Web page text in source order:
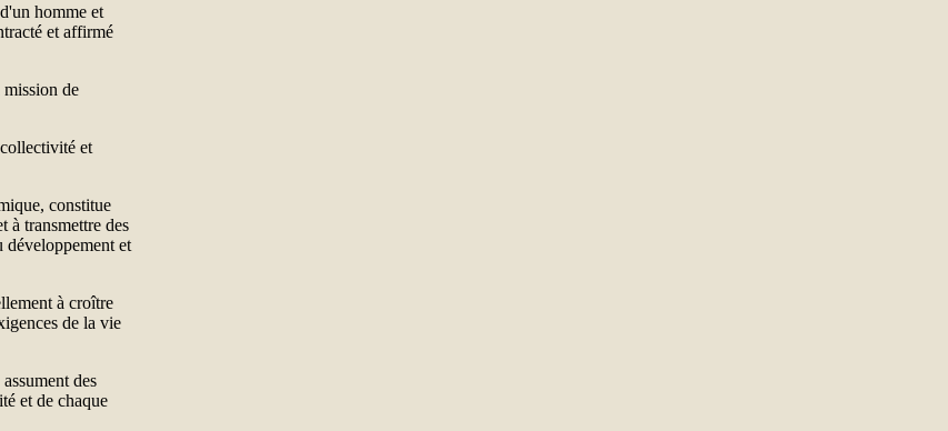
homme et
et affirmé
de
et
constitue
à transmettre des
développement et
à croître
de la vie
des
et de chaque